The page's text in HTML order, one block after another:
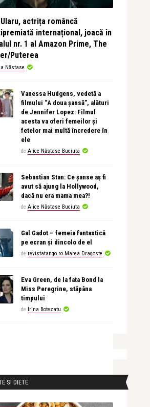
actrița româncă
internațional, joacă în
nr. 1 al Amazon Prime, The
Puterea
Năstase
Vanessa Hudgens, vedetă a
filmului “A doua șansă”, alături
de Jennifer Lopez: Filmul
acesta va oferi femeilor și
fetelor mai multă încredere în
ele
de Alice Năstase Buciuta
Sebastian Stan: Ce șanse aș fi
avut să ajung la Hollywood,
dacă nu era mama mea?!
de Alice Năstase Buciuta
Gal Gadot – femeia fantastică
pe ecran și dincolo de el
de revistatango.ro Marea Dragoste
Eva Green, de la fata Bond la
Miss Peregrine, stăpâna
timpului
de Irina Botezatu
SI DIETE